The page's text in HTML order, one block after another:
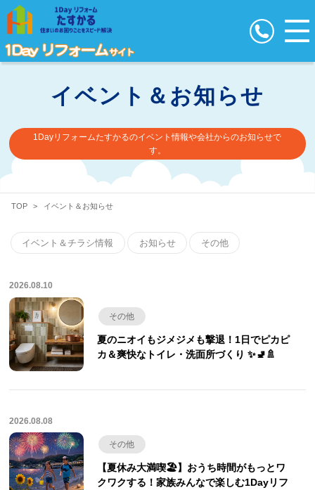
イベント＆お知らせ
1Dayリフォームたすかるのイベント情報や会社からのお知らせで
す。
TOP > イベント＆お知らせ
イベント＆チラシ情報 お知らせ その他
2026.08.10
その他
夏のニオイもジメジメも撃退！1日でピカピ
カ＆爽快なトイレ・洗面所づくり ✨🚽🚿
2026.08.08
その他
【夏休み大満喫🏖️】おうち時間がもっとワ
クワクする！家族みんなで楽しむ1Dayリフ